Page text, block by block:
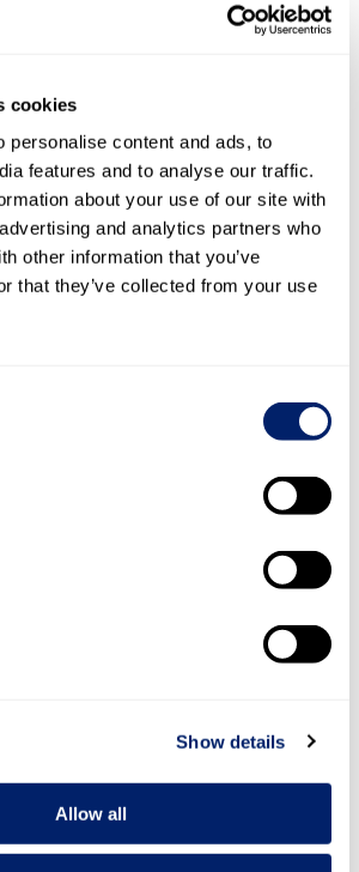
cookies
personalise content and ads, to
features and to analyse our traffic.
about your use of our site with
and analytics partners who
other information that you’ve
that they’ve collected from your use
Show details
Allow all
inhaltlichen Nähe (u. a.
und Konsumenten und
Themen
der Emmi Gruppe